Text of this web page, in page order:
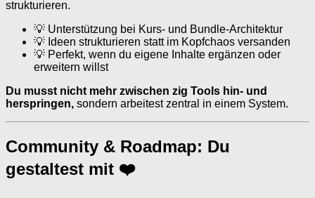
strukturieren.
💡 Unterstützung bei Kurs- und Bundle-Architektur
💡 Ideen strukturieren statt im Kopfchaos versanden
💡 Perfekt, wenn du eigene Inhalte ergänzen oder
erweitern willst
Du musst nicht mehr zwischen zig Tools hin- und
herspringen, sondern arbeitest zentral in einem System.
Community & Roadmap: Du
gestaltest mit ❤️